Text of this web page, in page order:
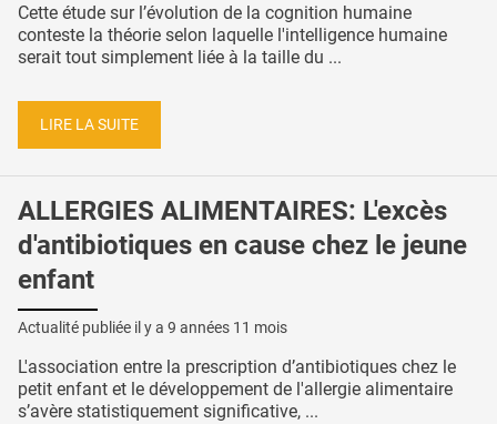
Cette étude sur l’évolution de la cognition humaine
conteste la théorie selon laquelle l'intelligence humaine
serait tout simplement liée à la taille du ...
LIRE LA SUITE
ALLERGIES ALIMENTAIRES: L'excès
d'antibiotiques en cause chez le jeune
enfant
Actualité publiée il y a 9 années 11 mois
L'association entre la prescription d’antibiotiques chez le
petit enfant et le développement de l'allergie alimentaire
s’avère statistiquement significative, ...